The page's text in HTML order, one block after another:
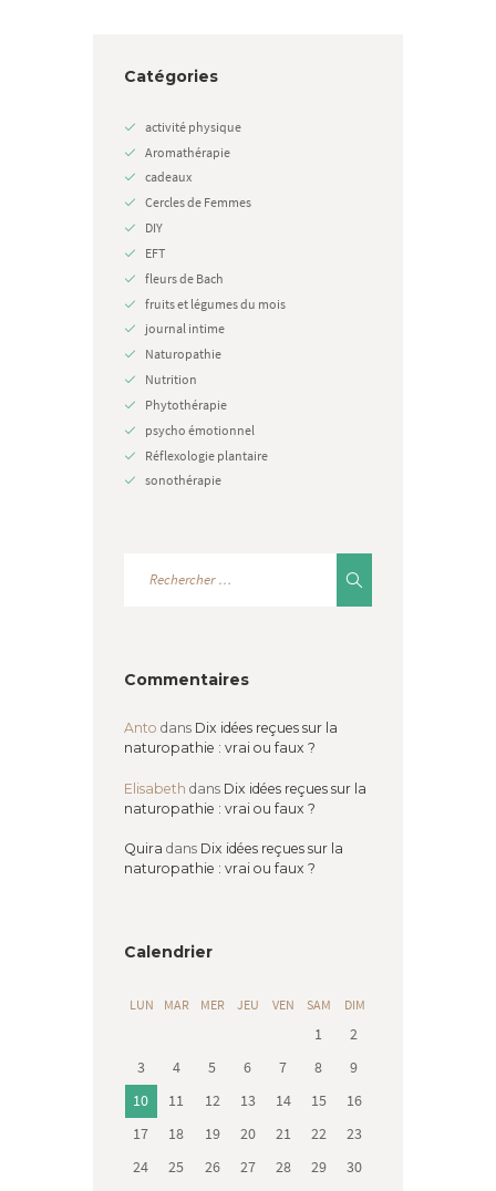
Catégories
activité physique
Aromathérapie
cadeaux
Cercles de Femmes
DIY
EFT
fleurs de Bach
fruits et légumes du mois
journal intime
Naturopathie
Nutrition
Phytothérapie
psycho émotionnel
Réflexologie plantaire
sonothérapie
Commentaires
Anto dans Dix idées reçues sur la
naturopathie : vrai ou faux ?
Elisabeth dans Dix idées reçues sur la
naturopathie : vrai ou faux ?
Quira dans Dix idées reçues sur la
naturopathie : vrai ou faux ?
Calendrier
LUN MAR MER JEU VEN SAM DIM
1
2
3
4 5 6 7 8
9
10
11 12 13 14 15
16
17
18 19 20 21 22
23
24
25 26 27 28 29
30